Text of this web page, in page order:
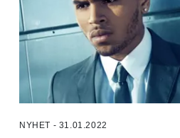
NYHET - 31.01.2022